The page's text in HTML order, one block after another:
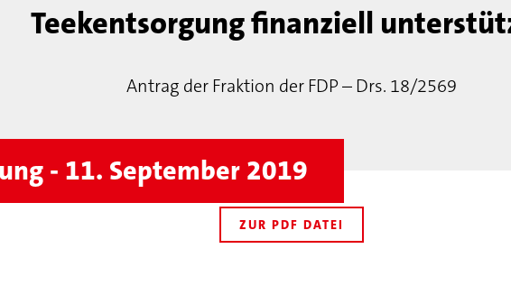
Teekentsorgung finanziell
Antrag der Fraktion der FDP – Drs. 18/2569
- 11. September 2019
ZUR PDF DATEI